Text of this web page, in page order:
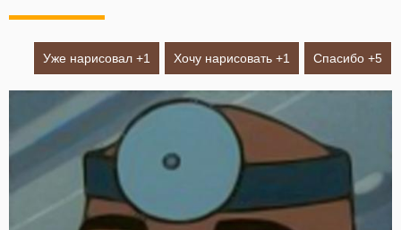
Уже нарисовал +1 Хочу нарисовать +1 Спасибо +5